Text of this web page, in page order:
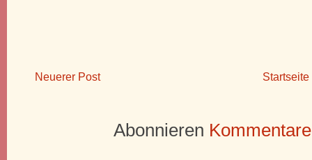
Neuerer Post Startseite
Abonnieren